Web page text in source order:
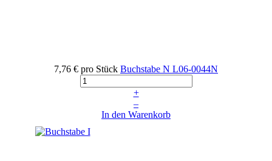
7,76 € pro Stück Buchstabe N L06-0044N
+
–
In den Warenkorb